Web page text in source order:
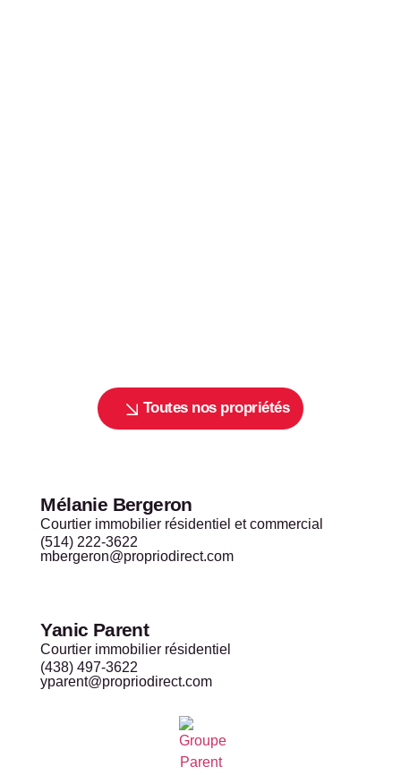
Toutes nos propriétés
Mélanie Bergeron
Courtier immobilier résidentiel et commercial
(514) 222-3622
mbergeron@propriodirect.com
Yanic Parent
Courtier immobilier résidentiel
(438) 497-3622
yparent@propriodirect.com